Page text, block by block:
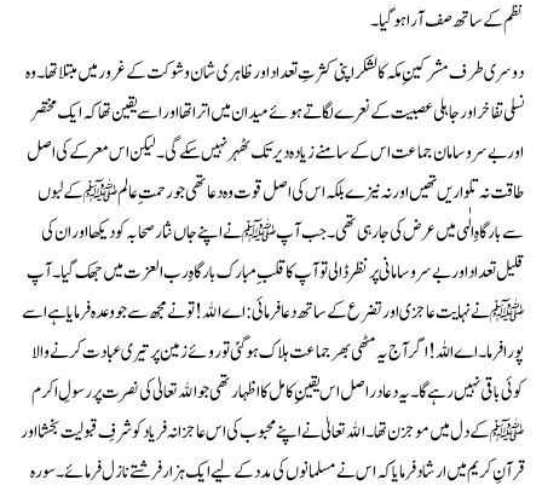
نظم کے ساتھ صف آرا ہو گیا۔
دوسری طرف مشرکینِ مکہ کا لشکر اپنی کثرتِ تعداد اور ظاہری شان و شوکت کے غرور میں مبتلا تھا۔ وہ
نسلی تفاخر اور جاہلی عصبیت کے نعرے لگاتے ہوئے میدان میں اترا تھا اور اسے یقین تھا کہ ایک مختصر
اور بے سروسامان جماعت اس کے سامنے زیادہ دیر تک ٹھہر نہیں سکے گی۔ لیکن اس معرکے کی اصل
طاقت نہ تلواریں تھیں اور نہ نیزے بلکہ اس کی اصل قوت وہ دعا تھی جو رحمتِ عالم ﷺ کے لبوں
سے بارگاہِ الٰہی میں عرض کی جا رہی تھی۔ جب آپ ﷺ نے اپنے جاں نثار صحابہ کو دیکھا اور ان کی
قلیل تعداد اور بے سروسامانی پر نظر ڈالی تو آپ کا قلبِ مبارک بارگاہِ رب العزت میں جھک گیا۔ آپ
ﷺ نے نہایت عاجزی اور تضرع کے ساتھ دعا فرمائی: اے الله! تو نے مجھ سے جو وعدہ فرمایا ہے اسے
پورا فرما۔ اے اللہ! اگر آج یہ مٹھی بھر جماعت ہلاک ہو گئی تو روئے زمین پر تیری عبادت کرنے والا
کوئی باقی نہیں رہے گا۔ یہ دعا دراصل اس یقینِ کامل کا اظہار تھی جو الله تعالیٰ کی نصرت پر رسولِ اکرم
ﷺ کے دل میں موجزن تھا۔ الله تعالیٰ نے اپنے محبوب کی اس عاجزانہ فریاد کو شرفِ قبولیت بخشا اور
قرآنِ کریم میں ارشاد فرمایا کہ اس نے مسلمانوں کی مدد کے لیے ایک ہزار فرشتے نازل فرمائے۔ سورہ